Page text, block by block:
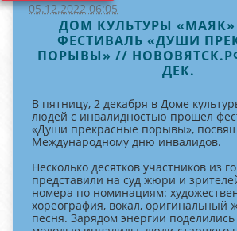
05.12.2022 06:05
ДОМ КУЛЬТУРЫ
ФЕСТИВАЛЬ «ДУШИ
ПОРЫВЫ» //
ДЕК.
В пятницу, 2 декабря в Доме
людей с инвалидностью прошел
«Души прекрасные порывы»,
Международному дню инвалидов.
Несколько десятков участников из
представили на суд жюри и
номера по номинациям:
хореография, вокал, оригинальный
песня. Зарядом энергии